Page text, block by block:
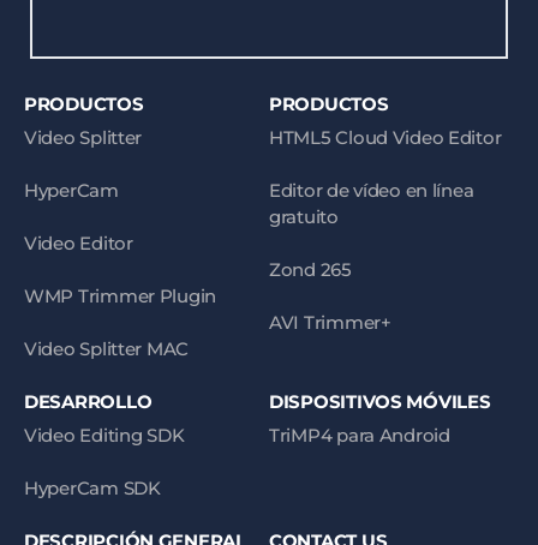
PRODUCTOS
Video Splitter
HyperCam
Video Editor
WMP Trimmer Plugin
Video Splitter MAC
PRODUCTOS
HTML5 Cloud Video Editor
Editor de vídeo en línea
gratuito
Zond 265
AVI Trimmer+
DESARROLLO
Video Editing SDK
HyperCam SDK
DISPOSITIVOS MÓVILES
TriMP4 para Android